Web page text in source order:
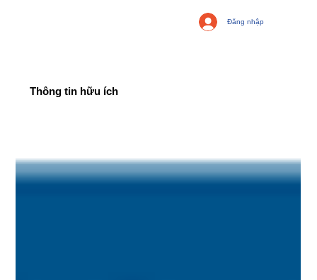
Đăng nhập
Thông tin hữu ích